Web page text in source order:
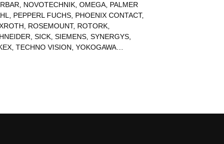
NOVOTECHNIK OMEGA PALMER
PEPPERL FUCHS PHOENIX CONTACT,
ROSEMOUNT, ROTORK
SICK SIEMENS SYNERGYS
TECHNO VISION YOKOGAWA